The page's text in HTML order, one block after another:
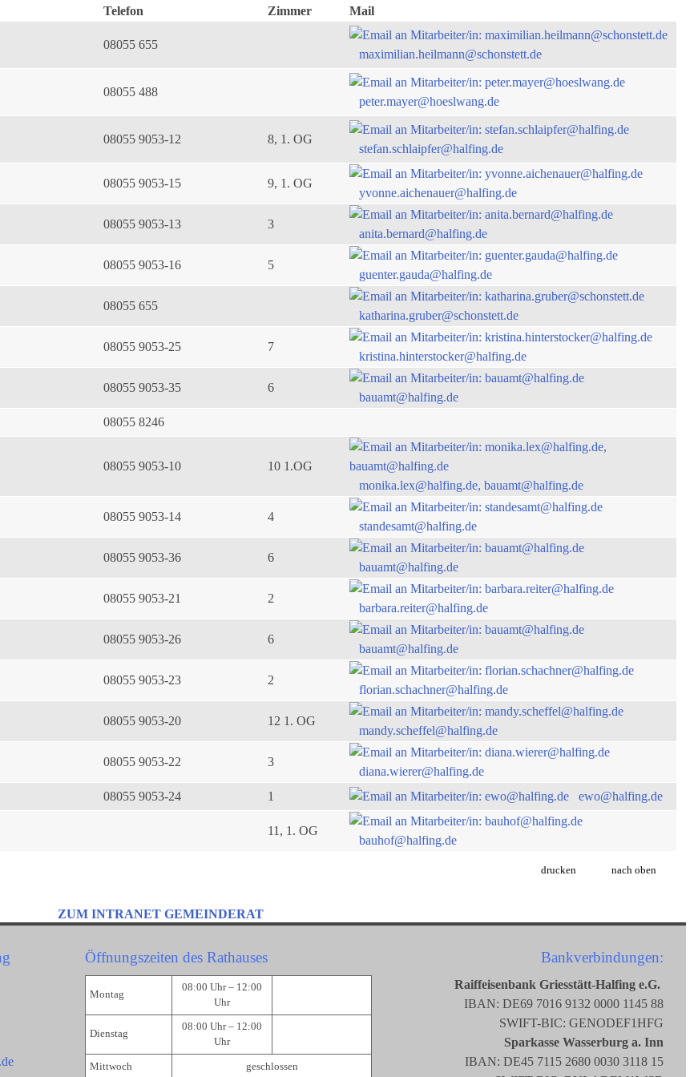
Telefon Zimmer
Mail
08055 655
maximilian.heilmann@schonstett.de
08055 488
peter.mayer@hoeslwang.de
08055 9053-12 8, 1. OG
stefan.schlaipfer@halfing.de
08055 9053-15 9, 1. OG
yvonne.aichenauer@halfing.de
08055 9053-13 3
anita.bernard@halfing.de
08055 9053-16 5
guenter.gauda@halfing.de
08055 655
katharina.gruber@schonstett.de
08055 9053-25 7
kristina.hinterstocker@halfing.de
08055 9053-35 6
bauamt@halfing.de
08055 8246
08055 9053-10
10 1.OG
monika.lex@halfing.de, bauamt@halfing.de
08055 9053-14 4
standesamt@halfing.de
08055 9053-36 6
bauamt@halfing.de
08055 9053-21 2
barbara.reiter@halfing.de
08055 9053-26 6
bauamt@halfing.de
08055 9053-23 2
florian.schachner@halfing.de
08055 9053-20 12 1. OG
mandy.scheffel@halfing.de
08055 9053-22 3
diana.wierer@halfing.de
08055 9053-24 1 ewo@halfing.de
11, 1. OG
bauhof@halfing.de
drucken nach oben
ZUM INTRANET GEMEINDERAT
Öffnungszeiten des Rathauses
Montag
08:00 Uhr – 12:00
Uhr
Dienstag
08:00 Uhr – 12:00
Uhr
Mittwoch geschlossen
Bankverbindungen:
Raiffeisenbank Griesstätt-Halfing e.G.
IBAN: DE69 7016 9132 0000 1145 88
SWIFT-BIC: GENODEF1HFG
Sparkasse Wasserburg a. Inn
IBAN: DE45 7115 2680 0030 3118 15